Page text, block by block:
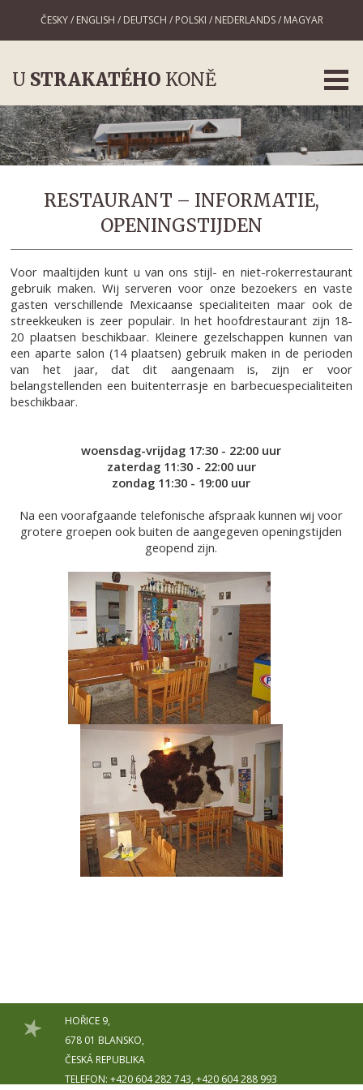
ČESKY/ ENGLISH / DEUTSCH / POLSKI / NEDERLANDS/ MAGYAR
U STRAKATÉHO KONĚ
RESTAURANT – INFORMATIE,
OPENINGSTIJDEN
Voor maaltijden kunt u van ons stijl- en niet-rokerrestaurant
gebruik maken. Wij serveren voor onze bezoekers en vaste
gasten verschillende Mexicaanse specialiteiten maar ook de
streekkeuken is zeer populair. In het hoofdrestaurant zijn 18-
20 plaatsen beschikbaar. Kleinere gezelschappen kunnen van
een aparte salon (14 plaatsen) gebruik maken in de perioden
van het jaar, dat dit aangenaam is, zijn er voor
belangstellenden een buitenterrasje en barbecuespecialiteiten
beschikbaar.
woensdag-vrijdag 17:30 - 22:00 uur
zaterdag 11:30 - 22:00 uur
zondag 11:30 - 19:00 uur
Na een voorafgaande telefonische afspraak kunnen wij voor
grotere groepen ook buiten de aangegeven openingstijden
geopend zijn.
HOŘICE 9,
678 01 BLANSKO,
ČESKÁ REPUBLIKA
TELEFON: +420 604 282 743, +420 604 288 993